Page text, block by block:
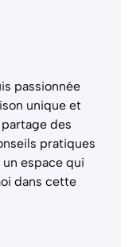
passionnée
unique et
des
pratiques
espace qui
dans cette